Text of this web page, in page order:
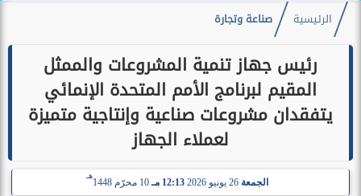
الرئيسية صناعة وتجارة
رئيس جهاز تنمية المشروعات والممثل
المقيم لبرنامج الأمم المتحدة الإنمائي
يتفقدان مشروعات صناعية وإنتاجية متميزة
لعملاء الجهاز
الجمعة 12:13 مـ 10 محرّم 1448
هـ